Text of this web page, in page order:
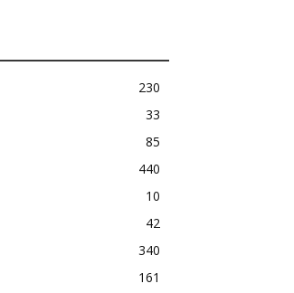
230
33
85
440
10
42
340
161